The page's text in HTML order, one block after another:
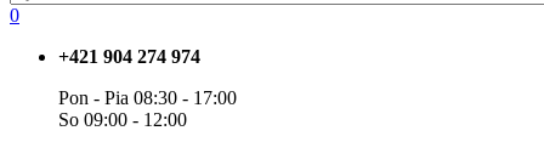
0
+421 904 274 974
Pon - Pia 08:30 - 17:00
So 09:00 - 12:00